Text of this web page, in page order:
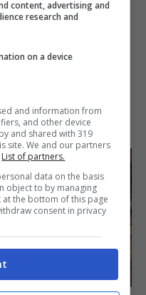
content, advertising and
research and
on a device
and information from
and other device
and shared with 319
site. We and our partners
List of partners.
data on the basis
object to by managing
the bottom of this page
consent in privacy